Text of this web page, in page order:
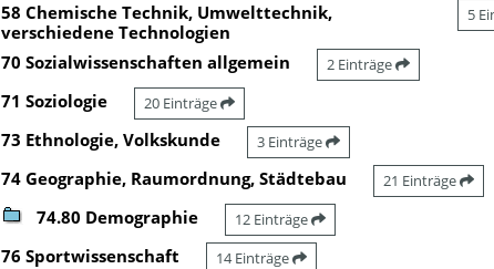
58 Chemische Technik, Umwelttechnik,
verschiedene Technologien
5
70 Sozialwissenschaften allgemein 2 Einträge
71 Soziologie 20 Einträge
73 Ethnologie, Volkskunde 3 Einträge
74 Geographie, Raumordnung, Städtebau 21 Einträge
74.80 Demographie 12 Einträge
76 Sportwissenschaft 14 Einträge